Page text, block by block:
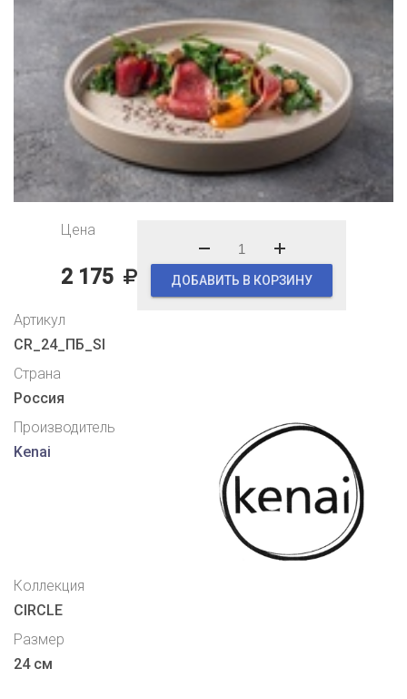
Цена
2 175 ДОБАВИТЬ В КОРЗИНУ
Артикул
CR_24_ПБ_SI
Страна
Россия
Производитель
Kenai
Коллекция
CIRCLE
Размер
24 см